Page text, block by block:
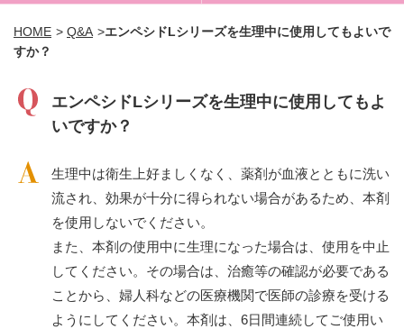
HOME > Q&A >エンペシドLシリーズを生理中に使用してもよいで
すか？
エンペシドLシリーズを生理中に使用してもよ
いですか？
生理中は衛生上好ましくなく、薬剤が血液とともに洗い
流され、効果が十分に得られない場合があるため、本剤
を使用しないでください。
また、本剤の使用中に生理になった場合は、使用を中止
してください。その場合は、治癒等の確認が必要である
ことから、婦人科などの医療機関で医師の診療を受ける
ようにしてください。本剤は、6日間連続してご使用い